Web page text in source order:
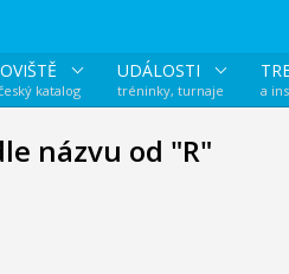
katalog
UDÁLOSTI
tréninky, turnaje a
názvu od "R"